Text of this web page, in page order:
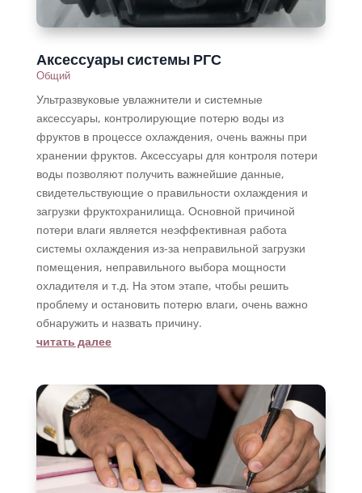
Аксессуары системы РГС
Общий
Ультразвуковые увлажнители и системные
аксессуары, контролирующие потерю воды из
фруктов в процессе охлаждения, очень важны при
хранении фруктов. Аксессуары для контроля потери
воды позволяют получить важнейшие данные,
свидетельствующие о правильности охлаждения и
загрузки фруктохранилища. Основной причиной
потери влаги является неэффективная работа
системы охлаждения из-за неправильной загрузки
помещения, неправильного выбора мощности
охладителя и т.д. На этом этапе, чтобы решить
проблему и остановить потерю влаги, очень важно
обнаружить и назвать причину.
читать далее